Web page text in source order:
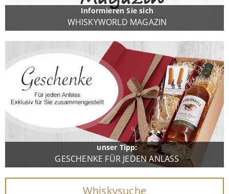
Informieren Sie sich
WHISKYWORLD MAGAZIN
unser Tipp:
GESCHENKE FÜR JEDEN ANLASS
Whiskysuche